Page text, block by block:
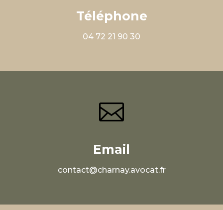
Téléphone
04 72 21 90 30

Email
contact@charnay.avocat.fr